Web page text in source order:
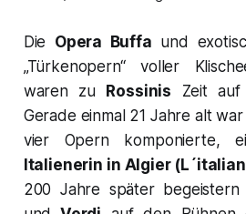
Die Opera Buffa und
„Türkenopern“ voller
waren zu Rossinis Zeit auf
Gerade einmal 21 Jahre alt war
vier Opern komponierte,
Italienerin in Algier
200 Jahre später